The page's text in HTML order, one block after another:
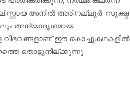
അനില്‍ അരിനല്ലൂര്‍. സൂക്ഷ്മ
അന്യാദൃശമായ
വിഭവങ്ങളാണ് ഈ കൊച്ചുകഥകളില്‍
തൊട്ടുനില്ക്കുന്നു.